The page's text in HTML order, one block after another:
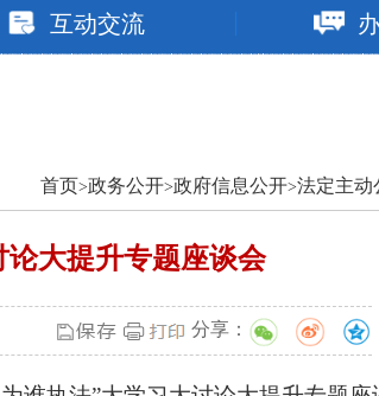
互动交流
首页>政务公开>政府信息公开>法定主动
大提升专题座谈会
分享：